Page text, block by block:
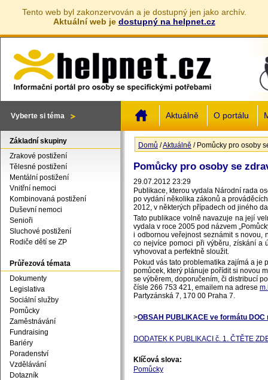
Tento web byl zakonzervován a je dostupný jen jako archív.
Aktuální web je dostupný na helpnet.cz
Vyberte si téma Aktuálně O portálu
Jste zde
Domů /Aktuálně / Pomůcky pro osoby
Pomůcky pro osoby se
29.07.2012 23:29
Publikace, kterou vydala Národní rada
po vydání několika zákonů a
2012, v některých případech od jiného
Tato publikace volně navazuje na její
vydala v roce 2005 pod názvem
i odbornou veřejnost seznámit s novou,
co nejvíce pomoci při výběru, získání a
vyhovovat a perfektně sloužit.
Pokud vás tato problematika zajímá a je
pomůcek, který plánuje pořídit si novou
se výběrem, doporučením, či distribucí
čísle 266 753 421, emailem na adrese
Partyzánská 7, 170 00 Praha 7.
>OBSAH PUBLIKACE ve formátu DOC
DODATEK K PUBLIKACI č. 1. ČTĚTE
Klíčová slova:
Pomůcky
Základní skupiny
Zrakové postižení
Tělesné postižení
Mentální postižení
Vnitřní nemoci
Kombinovaná postižení
Duševní nemoci
Senioři
Sluchové postižení
Rodiče dětí se ZP
Průřezová témata
Dokumenty
Legislativa
Sociální služby
Pomůcky
Zaměstnávání
Fundraising
Bariéry
Poradenství
Vzdělávání
Dotazník